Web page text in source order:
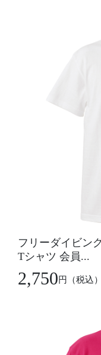
フリーダイビン
Tシャツ 会員...
2,750円 （税込）